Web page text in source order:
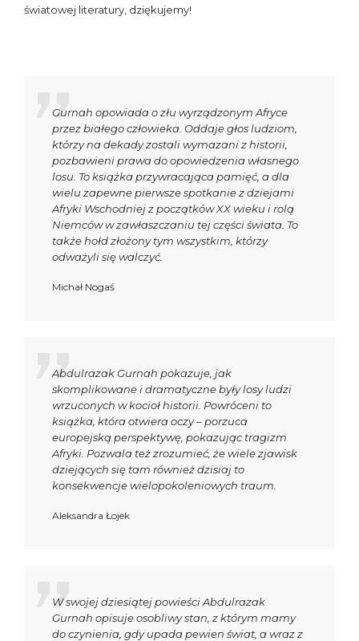
światowej literatury, dziękujemy!
Gurnah opowiada o złu wyrządzonym Afryce
przez białego człowieka. Oddaje głos ludziom,
którzy na dekady zostali wymazani z historii,
pozbawieni prawa do opowiedzenia własnego
losu. To książka przywracająca pamięć, a dla
wielu zapewne pierwsze spotkanie z dziejami
Afryki Wschodniej z początków XX wieku i rolą
Niemców w zawłaszczaniu tej części świata. To
także hołd złożony tym wszystkim, którzy
odważyli się walczyć.
Michał Nogaś
Abdulrazak Gurnah pokazuje, jak
skomplikowane i dramatyczne były losy ludzi
wrzuconych w kocioł historii. Powróceni to
książka, która otwiera oczy – porzuca
europejską perspektywę, pokazując tragizm
Afryki. Pozwala też zrozumieć, że wiele zjawisk
dziejących się tam również dzisiaj to
konsekwencje wielopokoleniowych traum.
Aleksandra Łojek
W swojej dziesiątej powieści Abdulrazak
Gurnah opisuje osobliwy stan, z którym mamy
do czynienia, gdy upada pewien świat, a wraz z